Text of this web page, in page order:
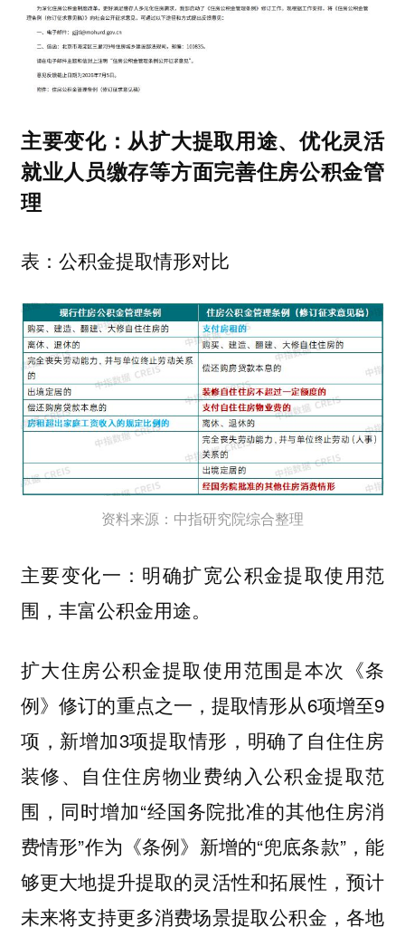
主要变化：从扩大提取用途、优化灵活
就业人员缴存等方面完善住房公积金管
理
表：公积金提取情形对比
资料来源：中指研究院综合整理
主要变化一：明确扩宽公积金提取使用范
围，丰富公积金用途。
扩大住房公积金提取使用范围是本次《条
例》修订的重点之一 ，提取情形从6项增至9
项，新增加3项提取情形，明确了 自住住房
装修、自住住房物业费纳入公积金提取范
围，同时增加“经国务院批准的其他住房消
费情形”作为《条例》新增的“兜底条款”，能
够更大地提升提取的灵活性和拓展性，预计
未来将支持更多消费场景提取公积金，各地